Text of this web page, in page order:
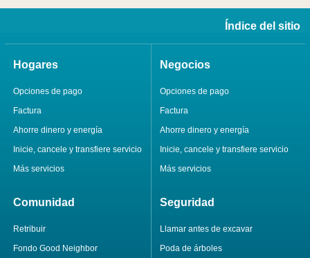
Índice del sitio
Hogares
Opciones de pago
Factura
Ahorre dinero y energía
Inicie, cancele y transfiere servicio
Más servicios
Negocios
Opciones de pago
Factura
Ahorre dinero y energía
Inicie, cancele y transfiere servicio
Más servicios
Comunidad
Retribuir
Fondo Good Neighbor
Seguridad
Llamar antes de excavar
Poda de árboles